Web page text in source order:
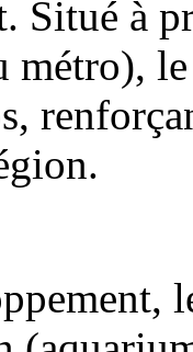
Situé à
métro),